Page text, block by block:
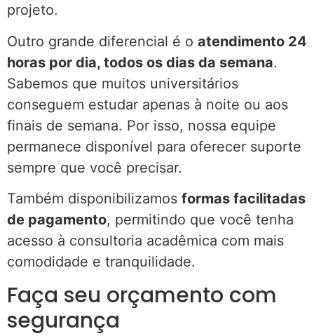
projeto.
Outro grande diferencial é o atendimento 24
horas por dia, todos os dias da semana.
Sabemos que muitos universitários
conseguem estudar apenas à noite ou aos
finais de semana. Por isso, nossa equipe
permanece disponível para oferecer suporte
sempre que você precisar.
Também disponibilizamos formas facilitadas
de pagamento, permitindo que você tenha
acesso à consultoria acadêmica com mais
comodidade e tranquilidade.
Faça seu orçamento com
segurança